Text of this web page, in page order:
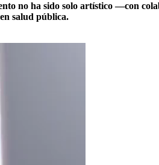
no ha sido solo artístico —con
salud pública.